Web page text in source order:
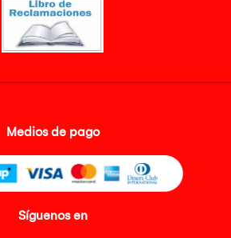
Medios de pago
Síguenos en